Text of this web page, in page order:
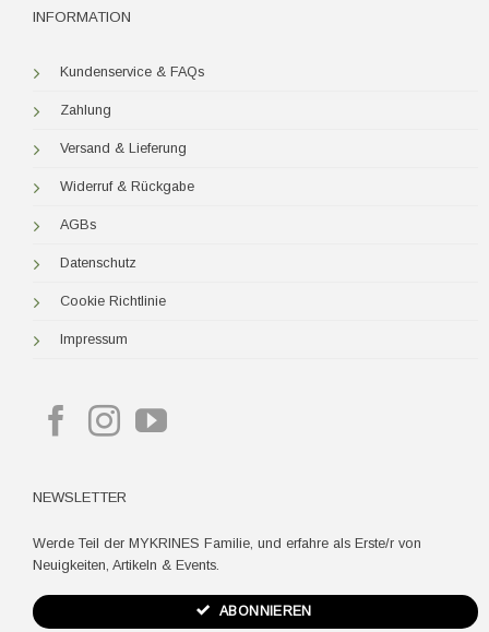
INFORMATION
Kundenservice & FAQs
Zahlung
Versand & Lieferung
Widerruf & Rückgabe
AGBs
Datenschutz
Cookie Richtlinie
Impressum
NEWSLETTER
Werde Teil der MYKRINES Familie, und erfahre als Erste/r von
Neuigkeiten, Artikeln & Events.
ABONNIEREN